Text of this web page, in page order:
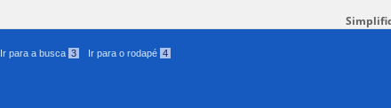
Ir para a busca 3 Ir para o rodapé 4